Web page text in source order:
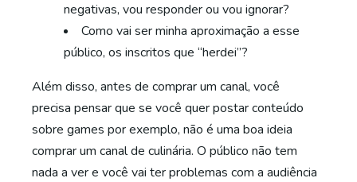
negativas, vou responder ou vou ignorar?
Como vai ser minha aproximação a esse
público, os inscritos que “herdei”?
Além disso, antes de comprar um canal, você
precisa pensar que se você quer postar conteúdo
sobre games por exemplo, não é uma boa ideia
comprar um canal de culinária. O público não tem
nada a ver e você vai ter problemas com a audiência